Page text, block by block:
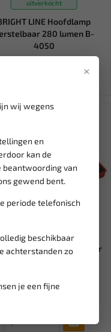
×
wij wegens
en
kan de
van
gewend bent.
periode telefonisch
beschikbaar
achterstanden zo
je een fijne
uitverkocht
LINE Hoofdlamp
280 lumen B-
4050
Timingset diesel Chrysler
166,98